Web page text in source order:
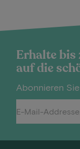
Erhalte bis
auf die
Abonnieren